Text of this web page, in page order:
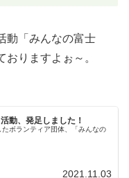
動「みんなの富士
りますよぉ～。
動、発足しました！
ボランティア団体、「みんなの
2021.11.03